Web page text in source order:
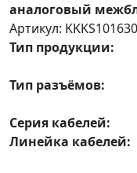
аналоговый
Артикул:
Тип продукции:
Тип разъёмов:
Серия кабелей:
Линейка кабелей: